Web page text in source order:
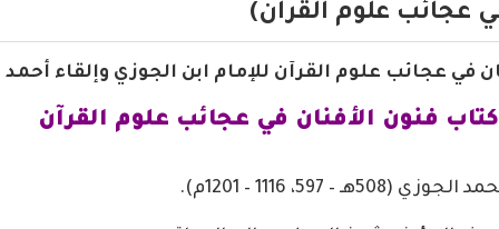
عجائب علوم القرآن)
في عجائب علوم القرآن للإمام ابن الجوزي وإلقاء
فنون الأفنان في عجائب علوم القرآن
1116 – 1201م).